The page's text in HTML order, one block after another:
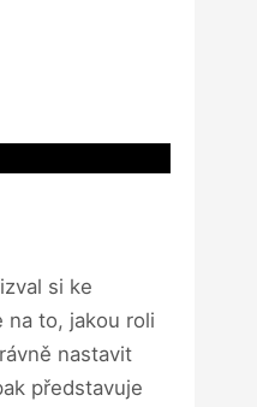
si ke
na to, jakou roli
nastavit
představuje